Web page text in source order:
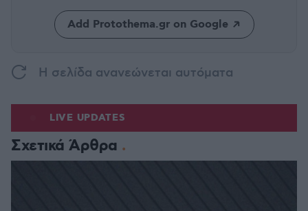
Add Protothema.gr on Google
H σελίδα ανανεώνεται αυτόματα
LIVE UPDATES
Σχετικά Άρθρα